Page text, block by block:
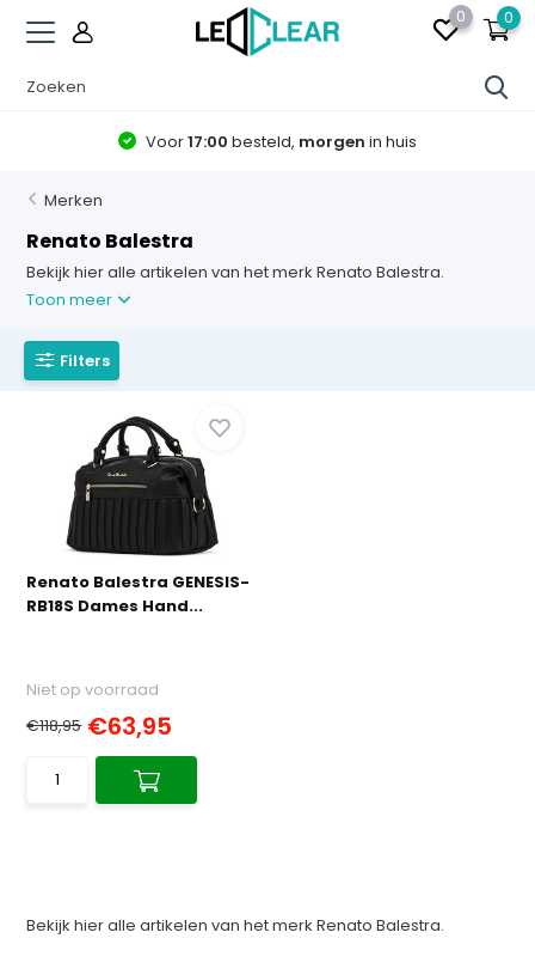
0 0
Voor17:00 besteld, morgen in huis
Merken
Renato Balestra
Bekijk hier alle artikelen van het merk Renato Balestra.
Toon meer
Filters
Renato Balestra GENESIS-
RB18S Dames Hand...
Niet op voorraad
€118,95 €63,95
Bekijk hier alle artikelen van het merk Renato Balestra.